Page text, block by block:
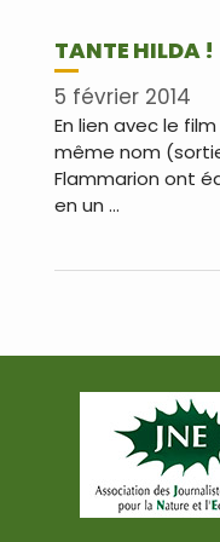
TANTE HILDA !
5 février 2014
En lien avec le
même nom
Flammarion ont
en un …